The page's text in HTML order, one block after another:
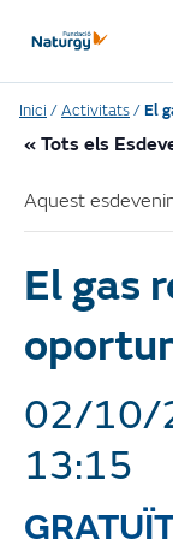
Inici /Activitats/El
« Tots els
Aquest
El gas
02/10/
13:15